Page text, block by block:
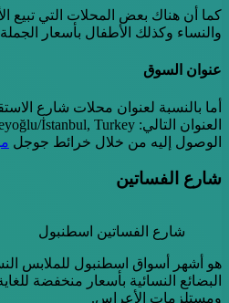
كما أن هناك بعض المحلات التي تبيع
والنساء وكذلك الأطفال بأسعار
عنوان السوق
أما بالنسبة لعنوان محلات شارع
الوصول إليه من خلال خرائط جوجل
شارع الفساتين
شارع الفساتين اسطنبول
هو أشهر أسواق اسطنبول للملابس
البضائع النسائية بأسعار منخفضة
ومستلزمات الأعراس.